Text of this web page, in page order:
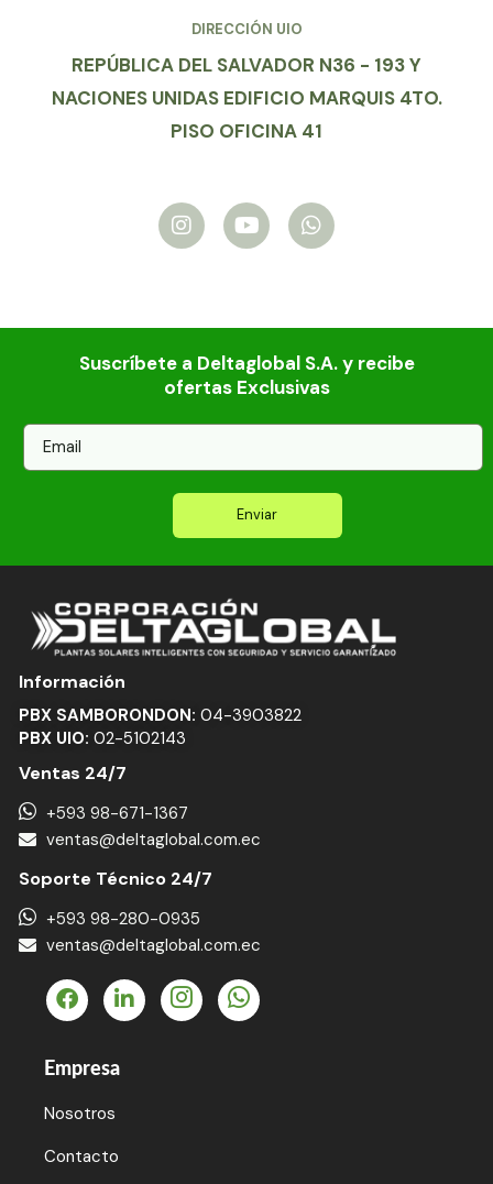
DIRECCIÓN UIO
REPÚBLICA DEL SALVADOR N36 - 193 Y
NACIONES UNIDAS EDIFICIO MARQUIS 4TO.
PISO OFICINA 41
I
n
s
r
m
Y
o
u
e
W
h
a
p
p
Suscríbete a Deltaglobal S.A. y recibe
ofertas Exclusivas
E
m
Enviar
Información
PBX SAMBORONDON: 04-3903822
PBX UIO: 02-5102143
Ventas 24/7
+593 98-671-1367
ventas@deltaglobal.com.ec
Soporte Técnico 24/7
+593 98-280-0935
ventas@deltaglobal.com.ec
Empresa
Nosotros
Contacto